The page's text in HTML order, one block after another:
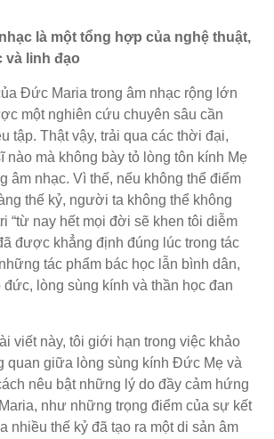
là một tổng hợp của nghệ thuật,
và linh đạo
Đức Maria trong âm nhạc rộng lớn
một nghiên cứu chuyên sâu cần
tập. Thật vậy, trải qua các thời đại,
nào mà không bày tỏ lòng tôn kính Mẹ
âm nhạc. Vì thế, nếu không thể điểm
thế kỷ, người ta không thể không
“từ nay hết mọi đời sẽ khen tôi diễm
được khẳng định đúng lúc trong tác
tác phẩm bác học lẫn bình dân,
lòng sùng kính và thần học đan
viết này, tôi giới hạn trong việc khảo
quan giữa lòng sùng kính Đức Mẹ và
nêu bật những lý do đầy cảm hứng
như những trọng điểm của sự kết
nhiều thế kỷ đã tạo ra một di sản âm